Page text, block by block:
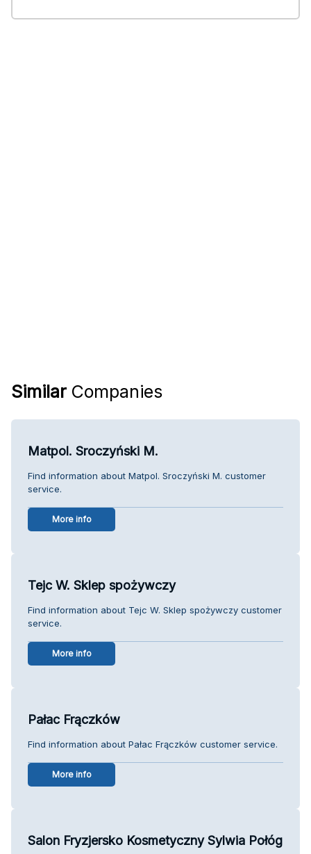
Similar Companies
Matpol. Sroczyński M.
Find information about Matpol. Sroczyński M. customer
service.
More info
Tejc W. Sklep spożywczy
Find information about Tejc W. Sklep spożywczy customer
service.
More info
Pałac Frączków
Find information about Pałac Frączków customer service.
More info
Salon Fryzjersko Kosmetyczny Sylwia Połóg